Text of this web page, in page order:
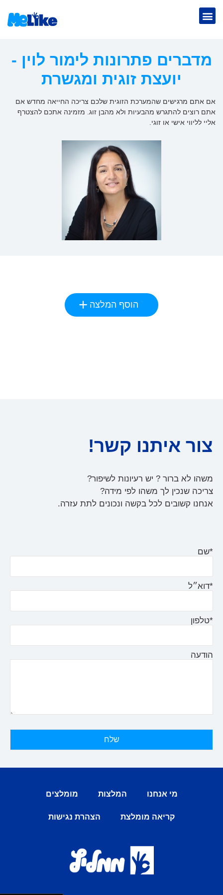
מדברים פתרונות לימור לוין -
יועצת זוגית ומגשרת
אם אתם מרגישים שהמערכת הזוגית שלכם צריכה החייאה מחדש אם
אתם רוצים להתגרש מהבעיות ולא מהבן זוג. מזמינה אתכם להצטרף
אליי לליווי אישי או זוגי.
הוסף המלצה
צור איתנו קשר!
משהו לא ברור ? יש רעיונות לשיפור?
צריכה שנכין לך משהו לפי מידה?
אנחנו קשובים לכל בקשה ונכונים לתת עזרה.
*שם
*דוא״ל
*טלפון
הודעה
מי אנחנו המלצות מומלצים
קריאה מומלצת הצהרת נגישות